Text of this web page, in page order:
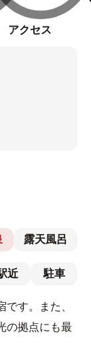
アクセス
露天風呂
近 駐車
す。また、
の拠点にも最